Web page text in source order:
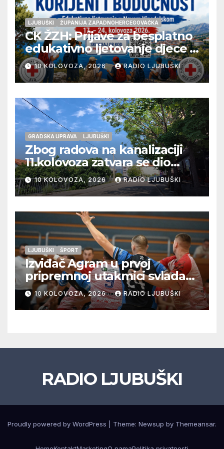
LJUBUŠKI ŽUPANIJA ZAPADNOHERCEGOVAČKA
CK ŽZH: Prijave za besplatno
edukativno ljetovanje djece u
Novom Vinodolskom
10 KOLOVOZA, 2026 RADIO LJUBUŠKI
GRADSKA UPRAVA LJUBUŠKI
Zbog radova na kanalizaciji
11.kolovoza zatvara se dio
ulice Petra Barbarića
10 KOLOVOZA, 2026 RADIO LJUBUŠKI
LJUBUŠKI ŠPORT
Izviđač Agram u prvoj
pripremnoj utakmici svladao
Metković Zalmo 37:32
10 KOLOVOZA, 2026 RADIO LJUBUŠKI
RADIO LJUBUŠKI
Proudly powered by WordPress Theme: Newsup by Themeansar.